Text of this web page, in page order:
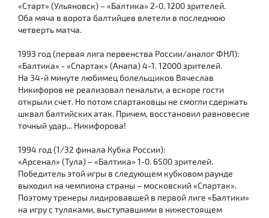
«Старт» (Ульяновск) – «Балтика» 2-0. 1200 зрителей.
Оба мяча в ворота балтийцев влетели в последнюю
четверть матча.
1993 год (первая лига первенства России/аналог ФНЛ):
«Балтика» - «Спартак» (Анапа) 4-1. 12000 зрителей.
На 34-й минуте любимец болельщиков Вячеслав
Никифоров не реализовал пенальти, а вскоре гости
открыли счет. Но потом спартаковцы не смогли сдержать
шквал балтийских атак. Причем, восстановил равновесие
точный удар... Никифорова!
1994 год (1/32 финала Кубка России):
«Арсенал» (Тула) – «Балтика» 1-0. 6500 зрителей.
Победитель этой игры в следующем кубковом раунде
выходил на чемпиона страны – московский «Спартак».
Поэтому тренеры лидировавшей в первой лиге «Балтики»
на игру с туляками, выступавшими в нижестоящем